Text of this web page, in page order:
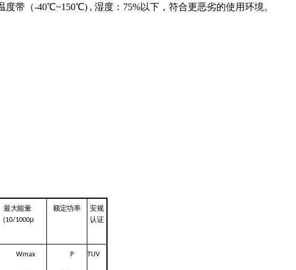
带（-40℃~150℃) , 湿度：75%以下，符合更恶劣的使用环境。
最大能量
(10/1000μ
额定功率
安规
认证
Wmax P TUV